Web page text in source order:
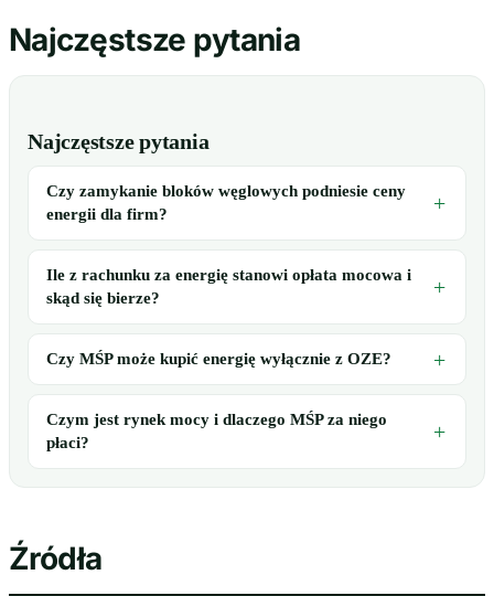
Najczęstsze pytania
Najczęstsze pytania
Czy zamykanie bloków węglowych podniesie ceny
energii dla firm?
Ile z rachunku za energię stanowi opłata mocowa i
skąd się bierze?
Czy MŚP może kupić energię wyłącznie z OZE?
Czym jest rynek mocy i dlaczego MŚP za niego
płaci?
Źródła